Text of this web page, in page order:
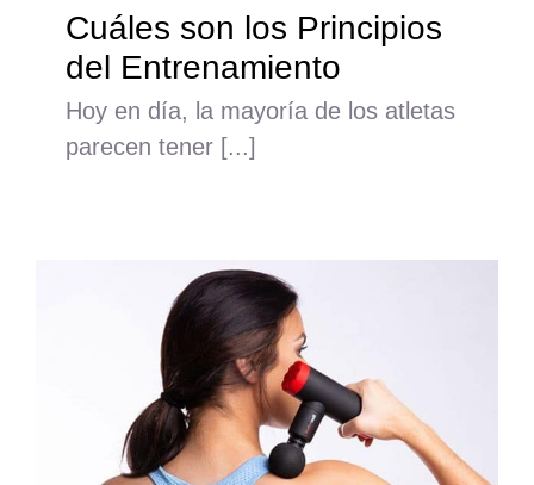
Cuáles son los Principios
del Entrenamiento
Hoy en día, la mayoría de los atletas
parecen tener [...]